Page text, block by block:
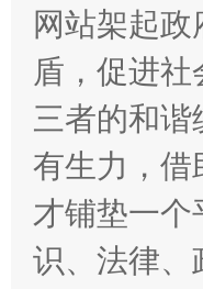
网站架起
盾，促进
三者的和
有生力，借
才铺垫一
识、法律、